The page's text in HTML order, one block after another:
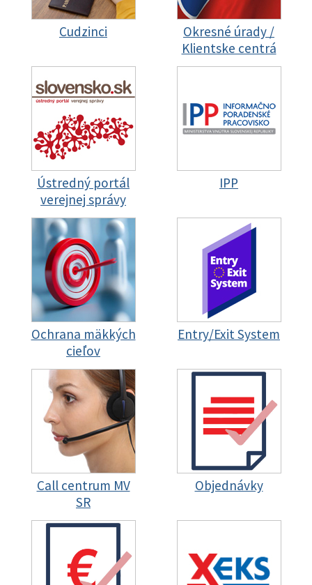
Cudzinci
Okresné úrady /
Klientske centrá
Ústredný portál
verejnej správy
IPP
Ochrana mäkkých
cieľov
Entry/Exit System
Call centrum MV
SR
Objednávky